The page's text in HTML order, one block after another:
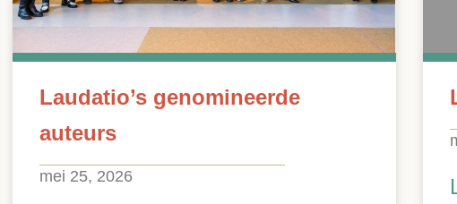
Laudatio’s genomineerde
auteurs
mei 25, 2026